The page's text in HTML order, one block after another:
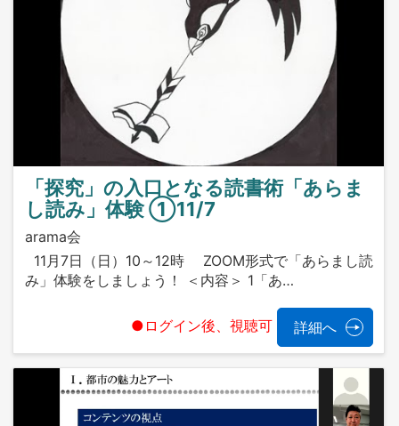
「探究」の入口となる読書術「あらま
し読み」体験 ①11/7
arama会
11月7日（日）10～12時 ZOOM形式で「あらまし読
み」体験をしましょう！ ＜内容＞ 1「あ…
●ログイン後、視聴可 詳細へ